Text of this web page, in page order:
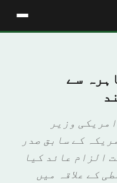
سے
وزیر
کے سابق صدر
الزام عائد کیا
کے علاقہ میں